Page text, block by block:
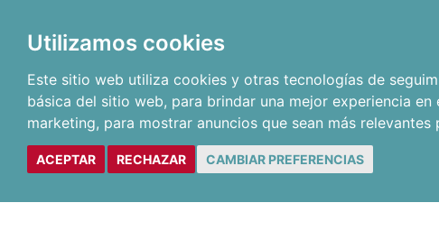
Utilizamos cookies
Este sitio web utiliza cookies y otras tecnologías de
básica del sitio web, para brindar una mejor experiencia en
marketing, para mostrar anuncios que sean más relevantes
ACEPTAR RECHAZAR CAMBIAR PREFERENCIAS